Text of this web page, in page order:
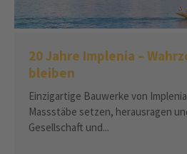
20 Jahre Implenia –
bleiben
Einzigartige Bauwerke von
Massstäbe setzen, herausragen
Gesellschaft und...